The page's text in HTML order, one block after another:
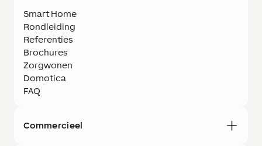
Smart Home
Rondleiding
Referenties
Brochures
Zorgwonen
Domotica
FAQ
Commercieel